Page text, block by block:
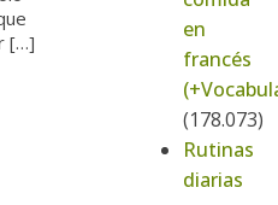
[…]
en
francés
(178.073)
Rutinas
diarias